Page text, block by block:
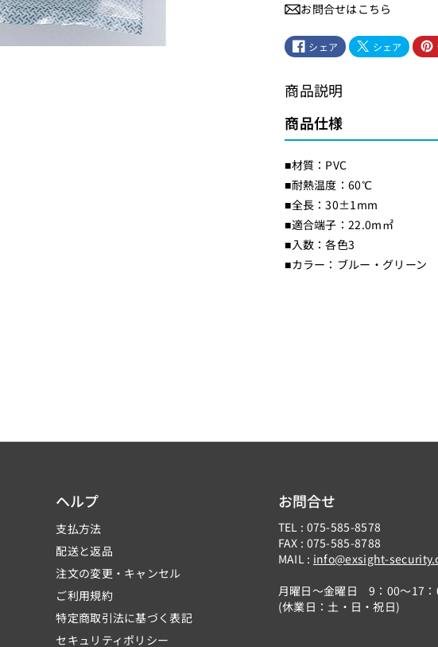
ャ
ッ
プ
_
P
S
V
-
2
2
H
-
B
0
0
_
E
P
A
ャ
ッ
プ
V
2
2
H
-
B
_
E
P
A
お問合せはこちら
シェア シェア
商品説明
商品仕様
■材質：PVC
■耐熱温度：60℃
■全長：30±1mm
■適合端子：22.0m㎡
■入数：各色3
■カラー：ブルー・グリーン
ヘルプ
支払方法
配送と返品
注文の変更・キャンセル
ご利用規約
特定商取引法に基づく表記
セキュリティポリシー
お問合せ
TEL : 075-585-8578
FAX : 075-585-8788
MAIL : info@exsight-
月曜日～金曜日 9：00～17：
(休業日：土・日・祝日)